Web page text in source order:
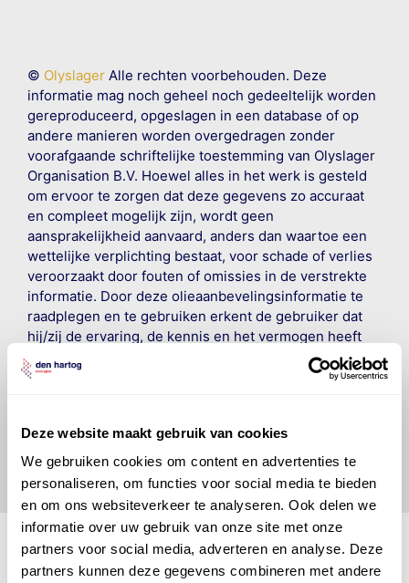
Deze website maakt gebruik van cookies
We gebruiken cookies om content en advertenties te
personaliseren, om functies voor social media te bieden
en om ons websiteverkeer te analyseren. Ook delen we
informatie over uw gebruik van onze site met onze
partners voor social media, adverteren en analyse. Deze
partners kunnen deze gegevens combineren met andere
© OlyslagerAlle rechten voorbehouden. Deze
informatie mag noch geheel noch gedeeltelijk worden
gereproduceerd, opgeslagen in een database of op
andere manieren worden overgedragen zonder
voorafgaande schriftelijke toestemming van Olyslager
Organisation B.V. Hoewel alles in het werk is gesteld
om ervoor te zorgen dat deze gegevens zo accuraat
en compleet mogelijk zijn, wordt geen
aansprakelijkheid aanvaard, anders dan waartoe een
wettelijke verplichting bestaat, voor schade of verlies
veroorzaakt door fouten of omissies in de verstrekte
informatie. Door deze olieaanbevelingsinformatie te
raadplegen en te gebruiken erkent de gebruiker dat
hij/zij de ervaring, de kennis en het vermogen heeft
om de vereiste onderhoudswerkzaamheden op een
veilige en verantwoorde manier uit te voeren. Hij/zij
veroorzaakt door een onjuiste interpretatie of een
onjuist gebruik van de gepubliceerde gegevens.